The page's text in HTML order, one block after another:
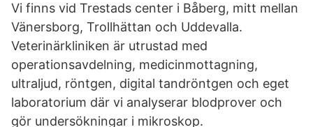
Vi finns vid Trestads center i Båberg, mitt mellan
Vänersborg, Trollhättan och Uddevalla.
Veterinärkliniken är utrustad med
operationsavdelning, medicinmottagning,
ultraljud, röntgen, digital tandröntgen och eget
laboratorium där vi analyserar blodprover och
gör undersökningar i mikroskop.